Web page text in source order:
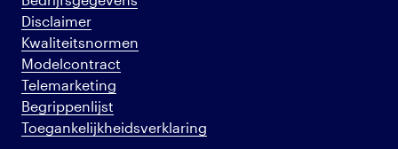
Disclaimer
Kwaliteitsnormen
Modelcontract
Telemarketing
Begrippenlijst
Toegankelijkheidsverklaring